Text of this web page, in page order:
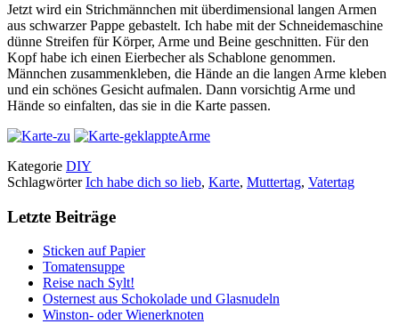
Jetzt wird ein Strichmännchen mit überdimensional langen Armen
aus schwarzer Pappe gebastelt. Ich habe mit der Schneidemaschine
dünne Streifen für Körper, Arme und Beine geschnitten. Für den
Kopf habe ich einen Eierbecher als Schablone genommen.
Männchen zusammenkleben, die Hände an die langen Arme kleben
und ein schönes Gesicht aufmalen. Dann vorsichtig Arme und
Hände so einfalten, das sie in die Karte passen.
Kategorie DIY
SchlagwörterIch habe dich so lieb, Karte, Muttertag, Vatertag
Letzte Beiträge
Sticken auf Papier
Tomatensuppe
Reise nach Sylt!
Osternest aus Schokolade und Glasnudeln
Winston- oder Wienerknoten